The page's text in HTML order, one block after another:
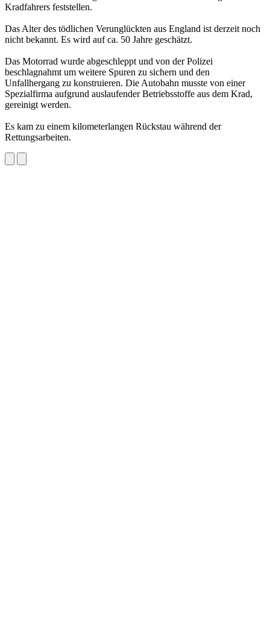
Kradfahrers feststellen.
Das Alter des tödlichen Verunglückten aus England ist derzeit noch
nicht bekannt. Es wird auf ca. 50 Jahre geschätzt.
Das Motorrad wurde abgeschleppt und von der Polizei
beschlagnahmt um weitere Spuren zu sichern und den
Unfallhergang zu konstruieren. Die Autobahn musste von einer
Spezialfirma aufgrund auslaufender Betriebsstoffe aus dem Krad,
gereinigt werden.
Es kam zu einem kilometerlangen Rückstau während der
Rettungsarbeiten.